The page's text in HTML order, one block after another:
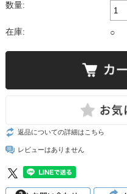
数量:
在庫: ○
返品についての詳細はこちら
レビューはありません